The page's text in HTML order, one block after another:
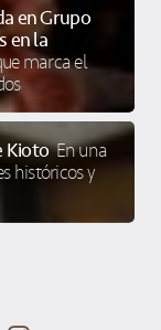
en Grupo
en la
marca el
Kioto En una
históricos y